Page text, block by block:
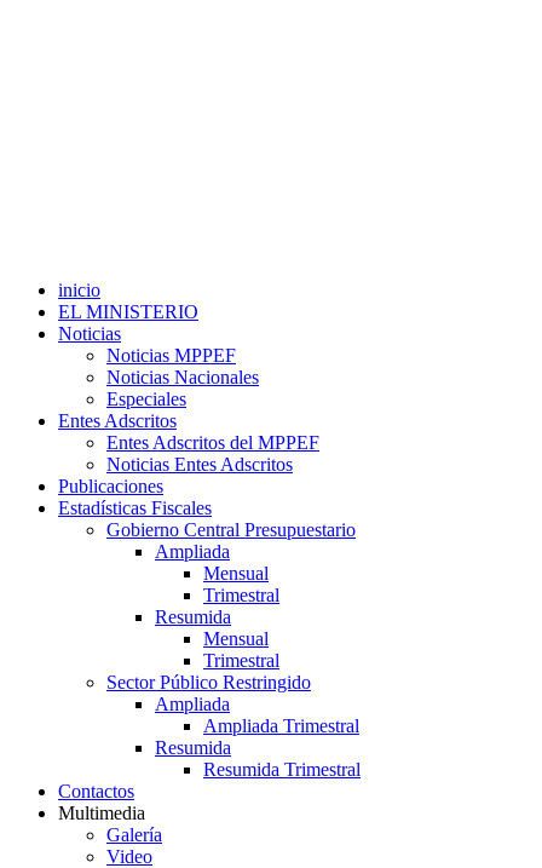
inicio
EL MINISTERIO
Noticias
Noticias MPPEF
Noticias Nacionales
Especiales
Entes Adscritos
Entes Adscritos del MPPEF
Noticias Entes Adscritos
Publicaciones
Estadísticas Fiscales
Gobierno Central Presupuestario
Ampliada
Mensual
Trimestral
Resumida
Mensual
Trimestral
Sector Público Restringido
Ampliada
Ampliada Trimestral
Resumida
Resumida Trimestral
Contactos
Multimedia
Galería
Video